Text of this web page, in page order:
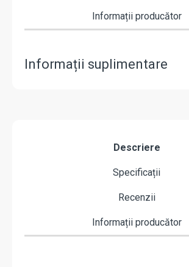
Informații producător
Informații suplimentare
Descriere
Specificații
Recenzii
Informații producător